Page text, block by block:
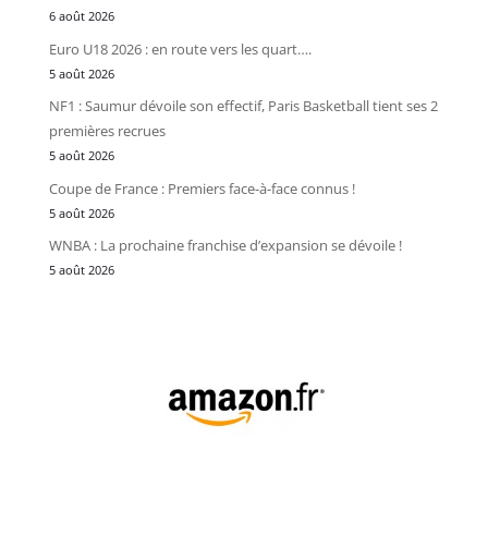
6 août 2026
Euro U18 2026 : en route vers les quart….
5 août 2026
NF1 : Saumur dévoile son effectif, Paris Basketball tient ses 2
premières recrues
5 août 2026
Coupe de France : Premiers face-à-face connus !
5 août 2026
WNBA : La prochaine franchise d’expansion se dévoile !
5 août 2026